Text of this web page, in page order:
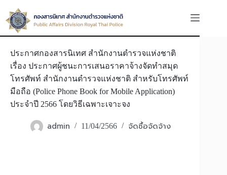
to
content
ประกาศกองสารนิเทศ สำนักงานตำรวจแห่งชาติ
เรื่อง ประกาศผู้ชนะการเสนอราคาจ้างจัดทำสมุด
โทรศัพท์ สำนักงานตำรวจแห่งชาติ สำหรับโทรศัพท์
มือถือ (Police Phone Book for Mobile Application)
ประจำปี 2566 โดยวิธีเฉพาะเจาะจง
admin 11/04/2566 จัดซื้อจัดจ้าง